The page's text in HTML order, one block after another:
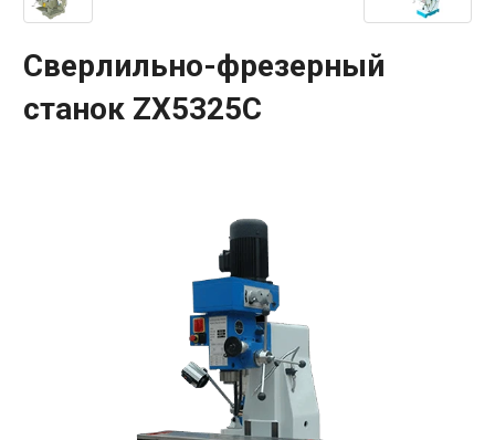
Сверлильно-фрезерный
станок ZX5325C